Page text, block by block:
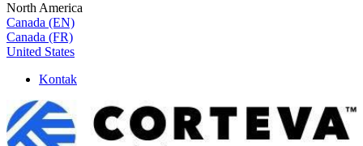
North America
Canada (EN)
Canada (FR)
United States
Kontak